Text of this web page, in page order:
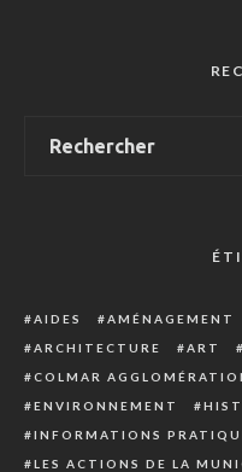
AIDES AMÉNAGEMENT
ARCHITECTURE
ART
COLMAR
ENVIRONNEMENT
INFORMATIONS
LES ACTIONS DE LA